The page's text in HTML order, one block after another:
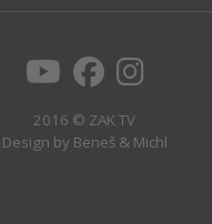
2016 © ZAK TV
Design by Beneš & Michl